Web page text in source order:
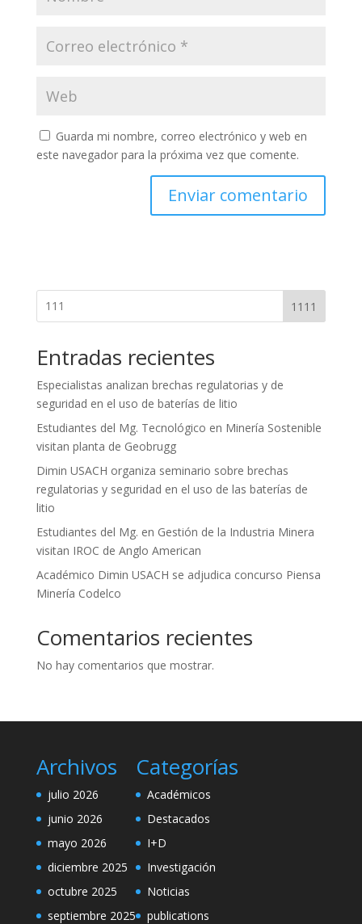
Guarda mi nombre, correo electrónico y web en
este navegador para la próxima vez que comente.
1111
Entradas recientes
Especialistas analizan brechas regulatorias y de
seguridad en el uso de baterías de litio
Estudiantes del Mg. Tecnológico en Minería Sostenible
visitan planta de Geobrugg
Dimin USACH organiza seminario sobre brechas
regulatorias y seguridad en el uso de las baterías de
litio
Estudiantes del Mg. en Gestión de la Industria Minera
visitan IROC de Anglo American
Académico Dimin USACH se adjudica concurso Piensa
Minería Codelco
Comentarios recientes
No hay comentarios que mostrar.
Archivos
julio 2026
junio 2026
mayo 2026
diciembre 2025
octubre 2025
septiembre 2025
Categorías
Académicos
Destacados
I+D
Investigación
Noticias
publications